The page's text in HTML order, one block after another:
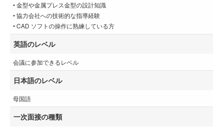
• 金型や金属プレス金型の設計知識
• 協力会社への技術的な指導経験
• CAD ソフトの操作に熟練している方
英語のレベル
会議に参加できるレベル
日本語のレベル
母国語
一次面接の種類